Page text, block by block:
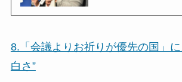
8.「会議よりお祈りが優先の国」
白さ”